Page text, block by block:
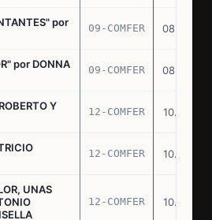
por
09-COMFER 08.03.77
por DONNA
09-COMFER 08.03.77
Y
12-COMFER 10.03.77
12-COMFER 10.03.77
UNAS
12-COMFER 10.03.77